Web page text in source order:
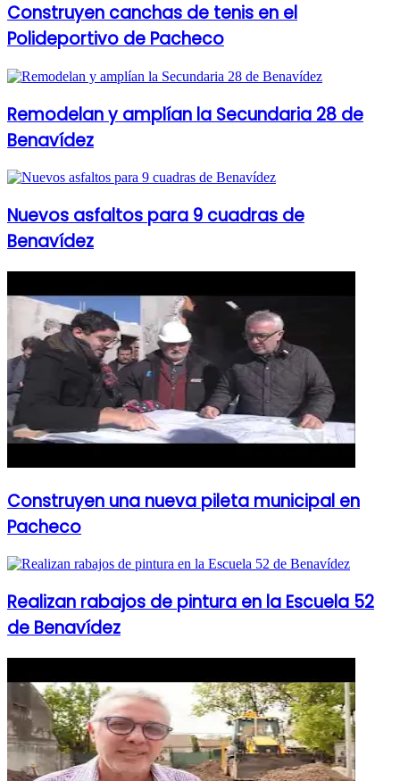
Construyen canchas de tenis en el
Polideportivo de Pacheco
Remodelan y amplían la Secundaria 28 de
Benavídez
Nuevos asfaltos para 9 cuadras de
Benavídez
Construyen una nueva pileta municipal en
Pacheco
Realizan rabajos de pintura en la Escuela 52
de Benavídez